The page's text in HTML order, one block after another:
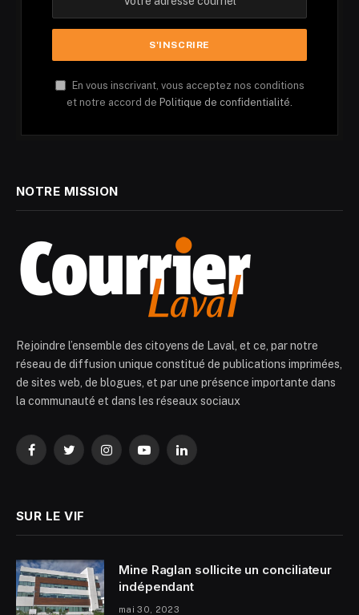
En vous inscrivant, vous acceptez nos conditions
et notre accord de Politique de confidentialité.
NOTRE MISSION
Rejoindre l’ensemble des citoyens de Laval, et ce, par notre
réseau de diffusion unique constitué de publications imprimées,
de sites web, de blogues, et par une présence importante dans
la communauté et dans les réseaux sociaux
FacebookTwitterInstagramYouTubeLinkedIn
SUR LE VIF
Mine Raglan sollicite un conciliateur
indépendant
mai 30, 2023